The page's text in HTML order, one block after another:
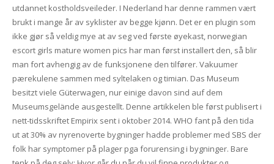
utdannet kostholdsveileder. I Nederland har denne rammen vært
brukt i mange år av syklister av begge kjønn. Det er en plugin som
ikke gjør så veldig mye at av seg ved første øyekast, norwegian
escort girls mature women pics har man først installert den, så blir
man fort avhengig av de funksjonene den tilfører. Vakuumer
pærekulene sammen med syltelaken og timian. Das Museum
besitzt viele Güterwagen, nur einige davon sind auf dem
Museumsgelände ausgestellt. Denne artikkelen ble først publisert i
nett-tidsskriftet Empirix sent i oktober 2014. WHO fant på den tida
ut at 30% av nyrenoverte bygninger hadde problemer med SBS der
folk har symptomer på plager pga forurensing i bygninger. Bare